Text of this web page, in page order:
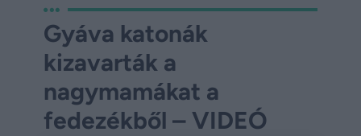
Gyáva katonák
kizavarták a
nagymamákat a
fedezékből – VIDEÓ